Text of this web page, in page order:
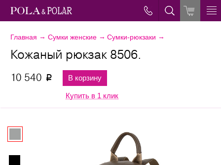
Главная → Сумки женские → Сумки-рюкзаки →
Кожаный рюкзак 8506.
10 540 p В корзину
Купить в 1 клик